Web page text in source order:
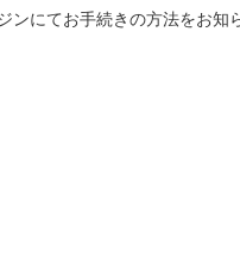
ンにてお手続きの方法をお知